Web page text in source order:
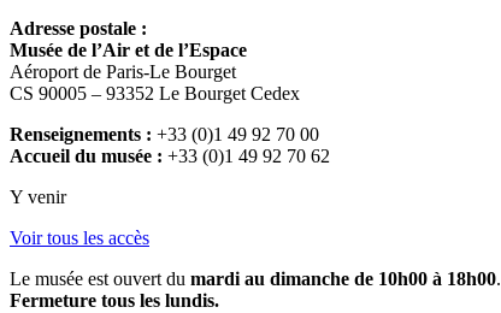
Adresse postale :
Musée de l’Air et de l’Espace
Aéroport de Paris-Le Bourget
CS 90005 – 93352 Le Bourget Cedex
Renseignements : +33 (0)1 49 92 70 00
Accueil du musée : +33 (0)1 49 92 70 62
Y venir
Voir tous les accès
Le musée est ouvert du mardi au dimanche de 10h00 à 18h00.
Fermeture tous les lundis.